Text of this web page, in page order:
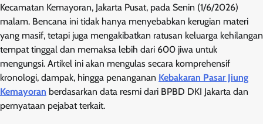
Kecamatan Kemayoran, Jakarta Pusat, pada Senin (1/6/2026)
malam. Bencana ini tidak hanya menyebabkan kerugian materi
yang masif, tetapi juga mengakibatkan ratusan keluarga kehilangan
tempat tinggal dan memaksa lebih dari 600 jiwa untuk
mengungsi. Artikel ini akan mengulas secara komprehensif
kronologi, dampak, hingga penanganan Kebakaran Pasar Jiung
Kemayoran berdasarkan data resmi dari BPBD DKI Jakarta dan
pernyataan pejabat terkait.